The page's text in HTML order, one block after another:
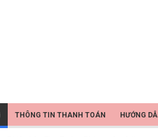
THÔNG TIN THANH TOÁN HƯỚNG